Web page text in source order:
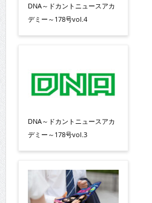
DNA～ドカントニュースアカ
デミー～178号vol.4
DNA～ドカントニュースアカ
デミー～178号vol.3